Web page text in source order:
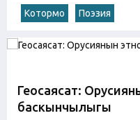
Котормо Поэзия
Геосаясат:
баскынчылыгы